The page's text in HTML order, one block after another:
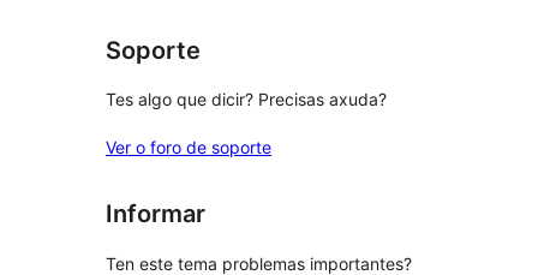
Soporte
Tes algo que dicir? Precisas axuda?
Ver o foro de soporte
Informar
Ten este tema problemas importantes?